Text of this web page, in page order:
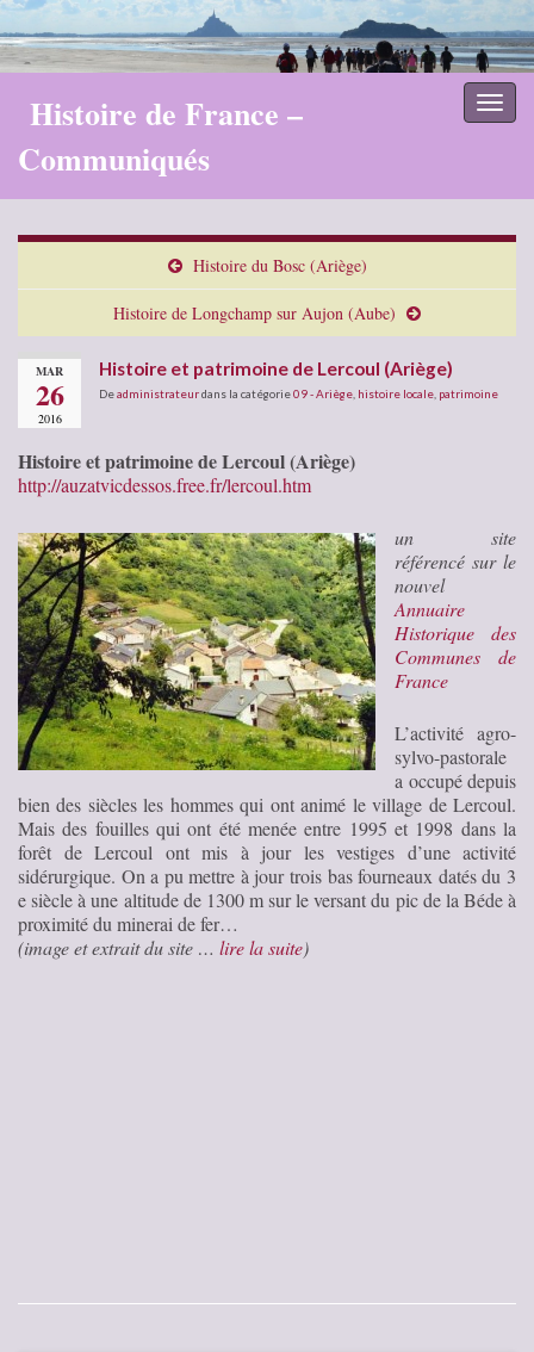
Histoire de France –
Communiqués
Histoire du Bosc (Ariège)
Histoire de Longchamp sur Aujon (Aube)
MAR
26
2016
Histoire et patrimoine de Lercoul (Ariège)
Deadministrateurdans la catégorie09 - Ariège histoire locale patrimoine
Histoire et patrimoine de Lercoul (Ariège)
http://auzatvicdessos.free.fr/lercoul.htm
un site
référencé sur le
nouvel
Annuaire
Historique des
Communes de
France
L’activité agro-
sylvo-pastorale
a occupé depuis
bien des siècles les hommes qui ont animé le village de Lercoul.
Mais des fouilles qui ont été menée entre 1995 et 1998 dans la
forêt de Lercoul ont mis à jour les vestiges d’une activité
sidérurgique. On a pu mettre à jour trois bas fourneaux datés du 3
e siècle à une altitude de 1300 m sur le versant du pic de la Béde à
proximité du minerai de fer…
(image et extrait du site … lire la suite)